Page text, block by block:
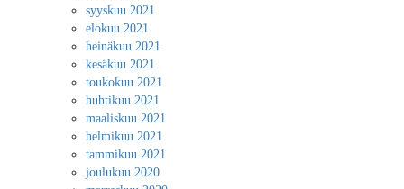
syyskuu 2021
elokuu 2021
heinäkuu 2021
kesäkuu 2021
toukokuu 2021
huhtikuu 2021
maaliskuu 2021
helmikuu 2021
tammikuu 2021
joulukuu 2020